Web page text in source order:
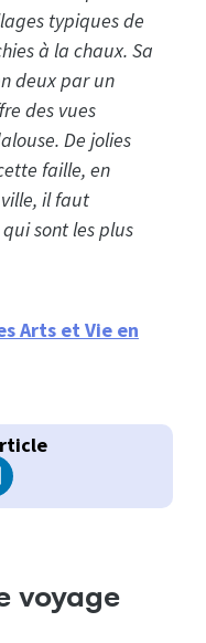
typiques de
à la chaux. Sa
deux par un
des vues
De jolies
faille, en
il faut
sont les plus
Arts et Vie en
voyage